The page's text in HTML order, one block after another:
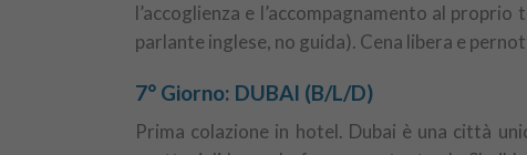
l’accoglienza e l’accompagnamento al
parlante inglese, no guida). Cena libera e
7° Giorno: DUBAI (B/L/D)
Prima colazione in hotel. Dubai è una città